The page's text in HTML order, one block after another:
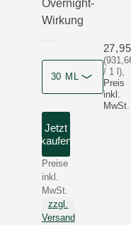
Overnight-
Wirkung
30 ML
/ 1 l),
Preis
inkl.
MwSt.
Jetzt
kaufen
Preise
inkl.
MwSt.
zzgl.
Versand